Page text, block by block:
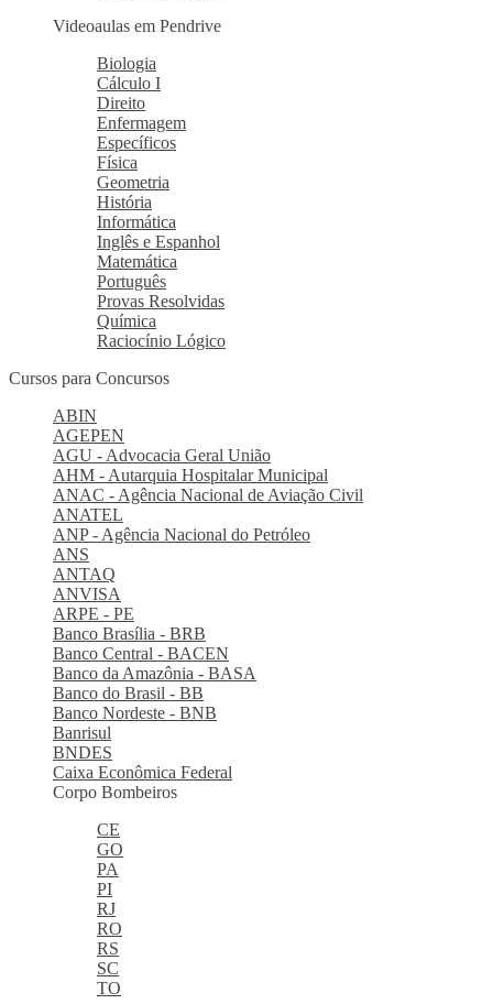
Videoaulas em Pendrive
Biologia
Cálculo I
Direito
Enfermagem
Específicos
Física
Geometria
História
Informática
Inglês e Espanhol
Matemática
Português
Provas Resolvidas
Química
Raciocínio Lógico
Cursos para Concursos
ABIN
AGEPEN
AGU - Advocacia Geral União
AHM - Autarquia Hospitalar Municipal
ANAC - Agência Nacional de Aviação Civil
ANATEL
ANP - Agência Nacional do Petróleo
ANS
ANTAQ
ANVISA
ARPE - PE
Banco Brasília - BRB
Banco Central - BACEN
Banco da Amazônia - BASA
Banco do Brasil - BB
Banco Nordeste - BNB
Banrisul
BNDES
Caixa Econômica Federal
Corpo Bombeiros
CE
GO
PA
PI
RJ
RO
RS
SC
TO